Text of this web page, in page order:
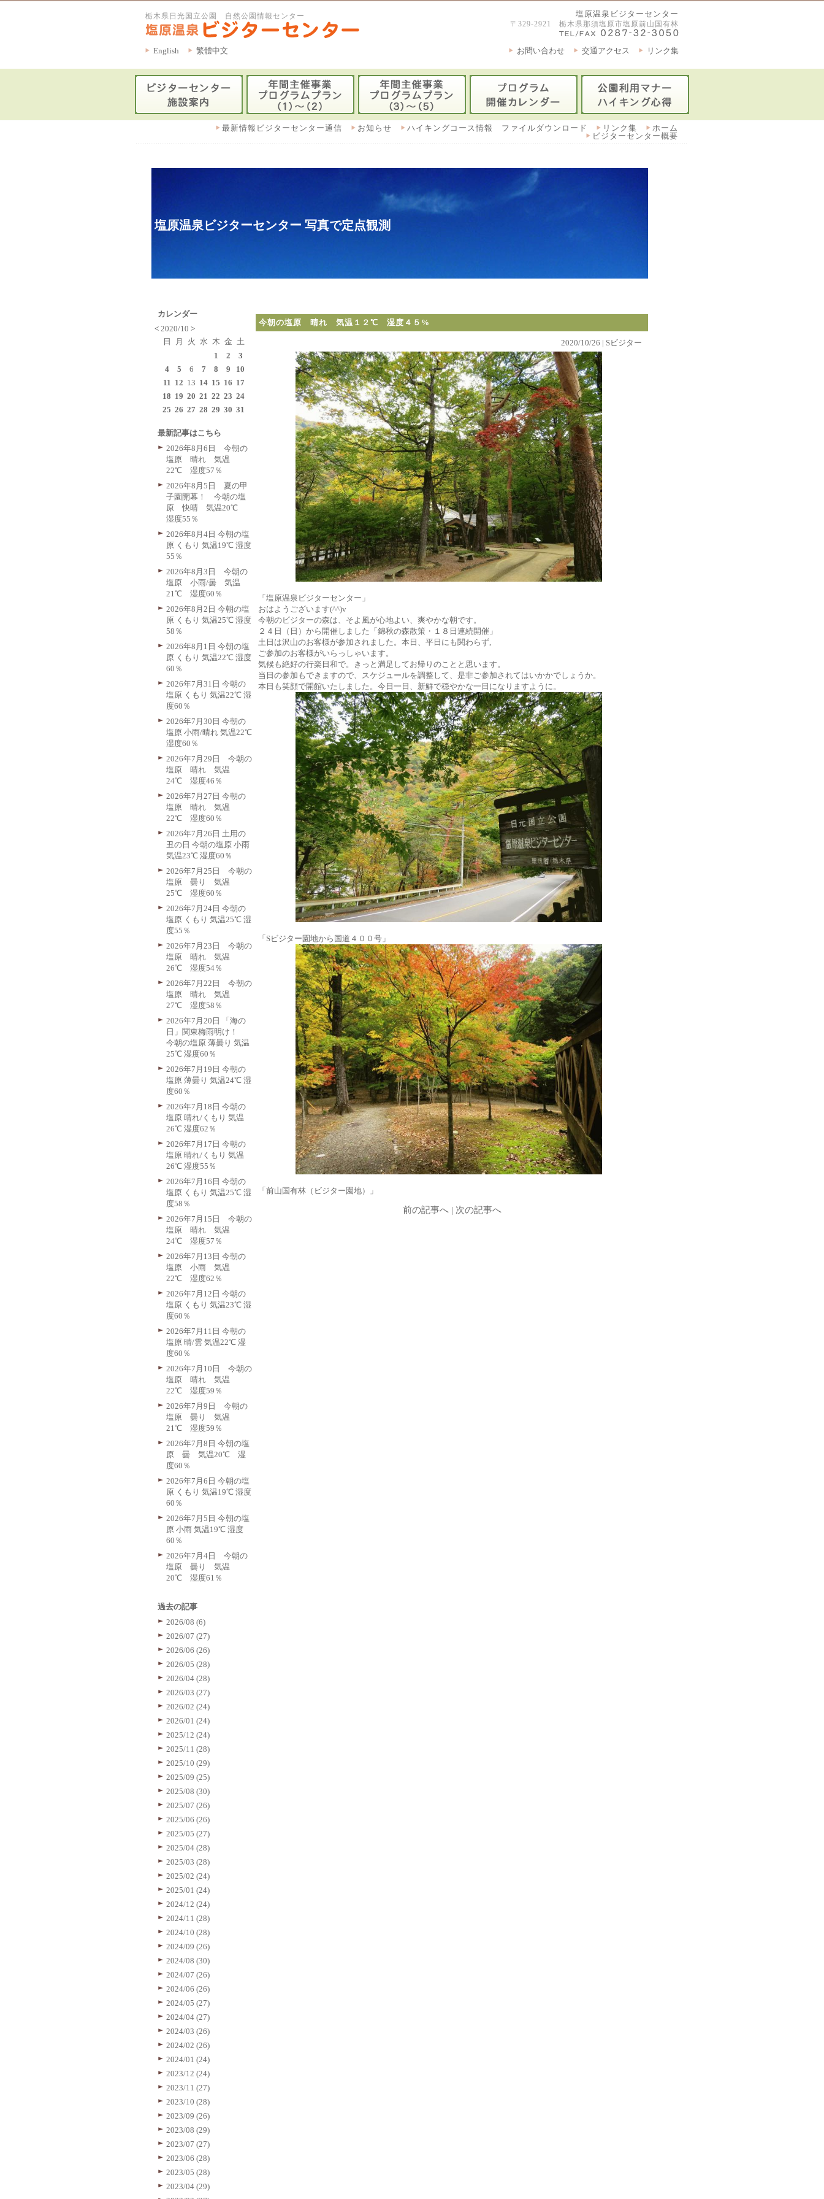
栃木県日光国立公園 自然公園情報センター 塩原温泉ビジターセンター
〒329-2921 栃木県那須塩原市塩原前山国有林
English 繁體中文 リンク集
交通アクセス
お問い合わせ
ホーム
リンク集
ハイキングコース情報 ファイルダウンロード
お知らせ
最新情報ビジターセンター通信
ビジターセンター概要
塩原温泉ビジターセンター 写真で定点観測
今朝の塩原 晴れ 気温１２℃ 湿度４５%
2020/10/26 | Sビジター
「塩原温泉ビジターセンター」
おはようございます(^^)v
今朝のビジターの森は、そよ風が心地よい、爽やかな朝です。
２４日（日）から開催しました「錦秋の森散策・１８日連続開催」
土日は沢山のお客様が参加されました。本日、平日にも関わらず,
ご参加のお客様がいらっしゃいます。
気候も絶好の行楽日和で。きっと満足してお帰りのことと思います。
当日の参加もできますので、スケジュールを調整して、是非ご参加されてはいかかでしょうか。
本日も笑顔で開館いたしました。今日一日、新鮮で穏やかな一日になりますように。
「Sビジター園地から国道４００号」
「前山国有林（ビジター園地）」
前の記事へ| 次の記事へ
カレンダー
< 2020/10 >
日
月 火 水 木 金 土
1
2
3
4
5 6 7 8 9
10
11 12 13 14 15 16 17
18 19 20 21 22 23 24
25 26 27 28 29 30 31
最新記事はこちら
2026年8月6日 今朝の
塩原 晴れ 気温
22℃ 湿度57％
2026年8月5日 夏の甲
子園開幕！ 今朝の塩
原 快晴 気温20℃
湿度55％
2026年8月4日 今朝の塩
原 くもり 気温19℃ 湿度
55％
2026年8月3日 今朝の
塩原 小雨/曇 気温
21℃ 湿度60％
2026年8月2日 今朝の塩
原 くもり 気温25℃ 湿度
58％
2026年8月1日 今朝の塩
原 くもり 気温22℃ 湿度
60％
2026年7月31日 今朝の
塩原 くもり 気温22℃ 湿
度60％
2026年7月30日 今朝の
塩原 小雨/晴れ 気温22℃
湿度60％
2026年7月29日 今朝の
塩原 晴れ 気温
24℃ 湿度46％
2026年7月27日 今朝の
塩原 晴れ 気温
22℃ 湿度60％
2026年7月26日 土用の
丑の日 今朝の塩原 小雨
気温23℃ 湿度60％
2026年7月25日 今朝の
塩原 曇り 気温
25℃ 湿度60％
2026年7月24日 今朝の
塩原 くもり 気温25℃ 湿
度55％
2026年7月23日 今朝の
塩原 晴れ 気温
26℃ 湿度54％
2026年7月22日 今朝の
塩原 晴れ 気温
27℃ 湿度58％
2026年7月20日 「海の
日」関東梅雨明け！
今朝の塩原 薄曇り 気温
25℃ 湿度60％
2026年7月19日 今朝の
塩原 薄曇り 気温24℃ 湿
度60％
2026年7月18日 今朝の
塩原 晴れ/くもり 気温
26℃ 湿度62％
2026年7月17日 今朝の
塩原 晴れ/くもり 気温
26℃ 湿度55％
2026年7月16日 今朝の
塩原 くもり 気温25℃ 湿
度58％
2026年7月15日 今朝の
塩原 晴れ 気温
24℃ 湿度57％
2026年7月13日 今朝の
塩原 小雨 気温
22℃ 湿度62％
2026年7月12日 今朝の
塩原 くもり 気温23℃ 湿
度60％
2026年7月11日 今朝の
塩原 晴/雲 気温22℃ 湿
度60％
2026年7月10日 今朝の
塩原 晴れ 気温
22℃ 湿度59％
2026年7月9日 今朝の
塩原 曇り 気温
21℃ 湿度59％
2026年7月8日 今朝の塩
原 曇 気温20℃ 湿
度60％
2026年7月6日 今朝の塩
原 くもり 気温19℃ 湿度
60％
2026年7月5日 今朝の塩
原 小雨 気温19℃ 湿度
60％
2026年7月4日 今朝の
塩原 曇り 気温
20℃ 湿度61％
過去の記事
2026/08 (6)
2026/07 (27)
2026/06 (26)
2026/05 (28)
2026/04 (28)
2026/03 (27)
2026/02 (24)
2026/01 (24)
2025/12 (24)
2025/11 (28)
2025/10 (29)
2025/09 (25)
2025/08 (30)
2025/07 (26)
2025/06 (26)
2025/05 (27)
2025/04 (28)
2025/03 (28)
2025/02 (24)
2025/01 (24)
2024/12 (24)
2024/11 (28)
2024/10 (28)
2024/09 (26)
2024/08 (30)
2024/07 (26)
2024/06 (26)
2024/05 (27)
2024/04 (27)
2024/03 (26)
2024/02 (26)
2024/01 (24)
2023/12 (24)
2023/11 (27)
2023/10 (28)
2023/09 (26)
2023/08 (29)
2023/07 (27)
2023/06 (28)
2023/05 (28)
2023/04 (29)